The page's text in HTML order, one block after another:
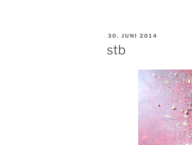
VERÖFFENTLICHT
AM
30. JUNI 2014
stb